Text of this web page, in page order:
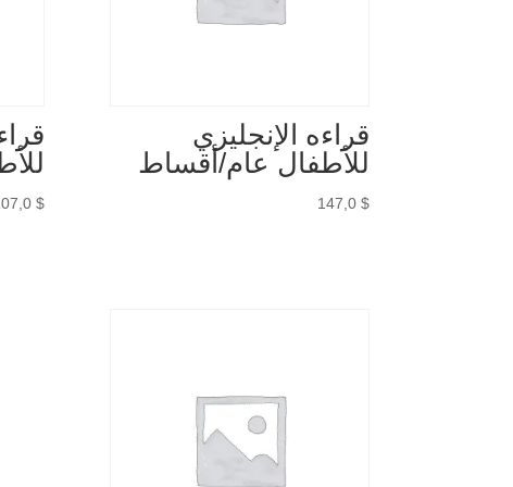
قراءه الإنجليزي
للأطفال عام/أقساط
147,0 $
$